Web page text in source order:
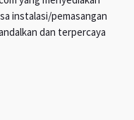
instalasi/pemasangan
dan terpercaya